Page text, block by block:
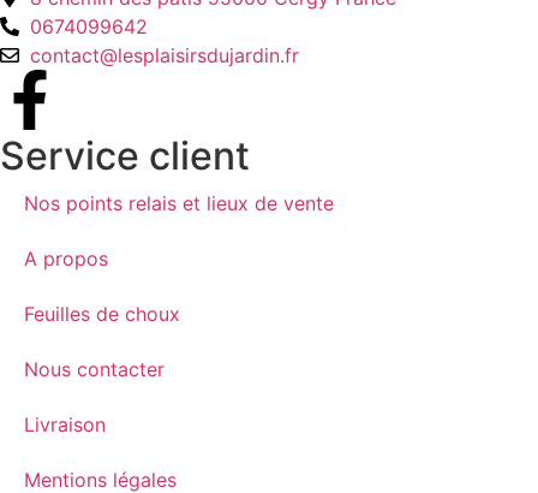
0674099642
contact@lesplaisirsdujardin.fr
Service client
Nos points relais et lieux de vente
A propos
Feuilles de choux
Nous contacter
Livraison
Mentions légales